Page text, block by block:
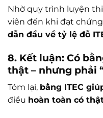
Nhờ quy trình luyện
viên đến khi đạt chứng
dẫn đầu về tỷ lệ đỗ
8. Kết luận: Có
thật – nhưng phải
Tóm lại, bằng ITEC
điều hoàn toàn có